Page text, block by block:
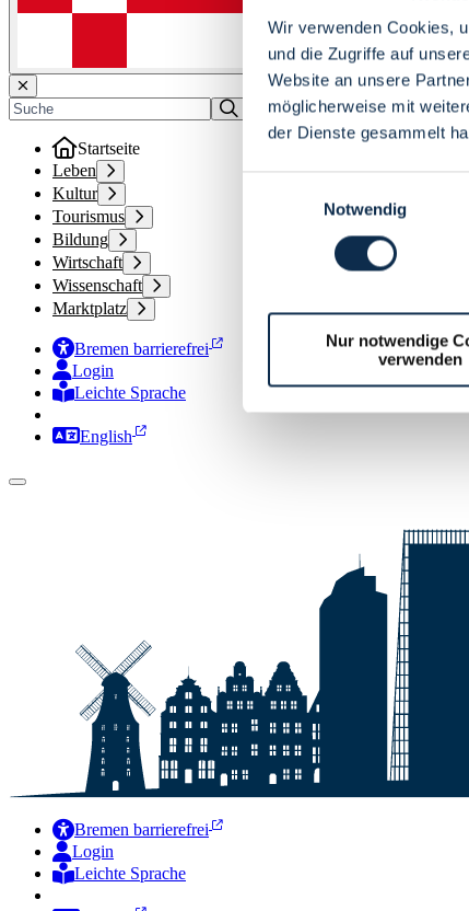
Wir verwenden Cookies,
und die Zugriffe auf
Website an unsere
möglicherweise mit
der Dienste gesammelt
Notwendig
Nur notwendige
verwenden
Startseite
Leben
Kultur
Tourismus
Bildung
Wirtschaft
Wissenschaft
Marktplatz
Bremen barrierefrei
Login
Leichte Sprache
Zur Deutschen Gebärdensprache
English
Bremen barrierefrei
Login
Leichte Sprache